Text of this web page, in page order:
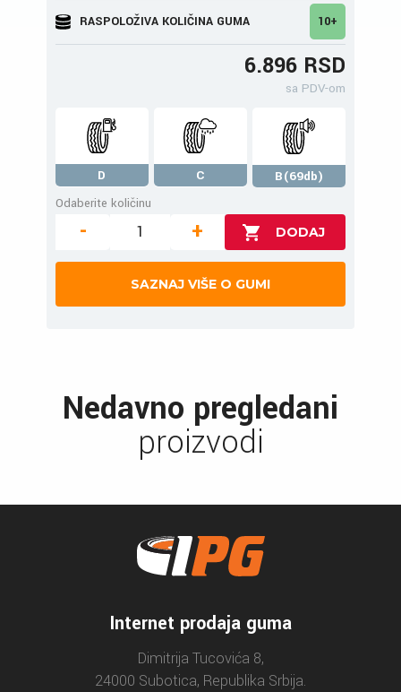
RASPOLOŽIVA KOLIČINA GUMA 10+
6.896 RSD
sa PDV-om
D C
B(69db)
Odaberite količinu
- +
SAZNAJ VIŠE O GUMI
Nedavno pregledani
proizvodi
Internet prodaja guma
Dimitrija Tucovića 8,
24000 Subotica, Republika Srbija.